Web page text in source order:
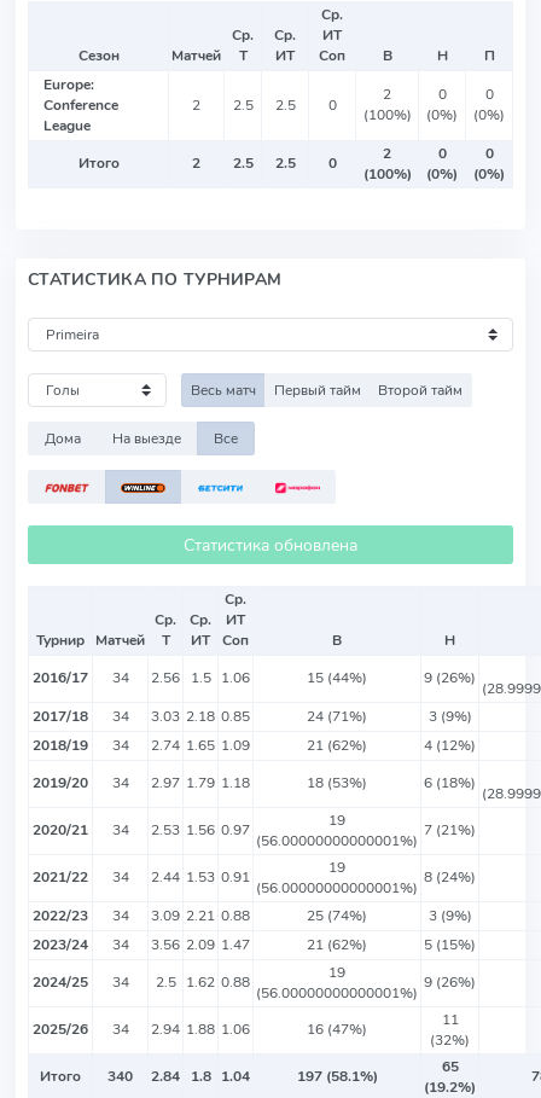
Сезон Матчей
Ср.
Т
Ср.
ИТ
Ср.
ИТ
Соп
В Н
П
Europe:
Conference
League
2 2.5 2.5 0
2
(100%)
0
(0%)
0
(0%)
Итого 2 2.5 2.5 0
2
(100%)
0
(0%)
0
(0%)
СТАТИСТИКА ПО ТУРНИРАМ
Весь матч Первый тайм Второй тайм
Дома На выезде Все
Статистика обновлена
Турнир Матчей
Ср.
Т
Ср.
ИТ
Ср.
ИТ
Соп
В
Н
2016/17
34 2.56 1.5 1.06 15 (44%) 9 (26%)
2017/18
34 3.03 2.18 0.85 24 (71%)
3 (9%)
2018/19
34 2.74 1.65 1.09 21 (62%)
4 (12%)
2019/20
34 2.97 1.79 1.18 18 (53%) 6 (18%)
2020/21
34 2.53 1.56 0.97
19
(56.00000000000001%)
7 (21%)
2021/22 34 2.44 1.53 0.91
19
(56.00000000000001%)
8 (24%)
2022/23
34 3.09 2.21 0.88 25 (74%)
3 (9%)
2023/24
34 3.56 2.09 1.47 21 (62%)
5 (15%)
2024/25
34 2.5 1.62 0.88
19
(56.00000000000001%)
9 (26%)
2025/26 34 2.94 1.88 1.06 16 (47%)
11
(32%)
Итого
340 2.84 1.8 1.04 197 (58.1%)
65
(19.2%)